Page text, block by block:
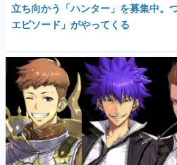
立ち向かう「ハンター」を募集中。
エピソード」がやってくる